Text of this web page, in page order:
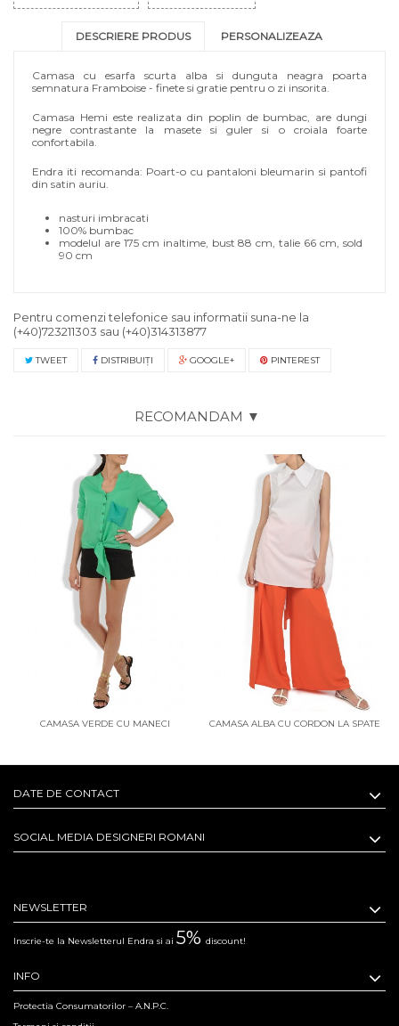
DESCRIERE PRODUS PERSONALIZEAZA
Camasa cu esarfa scurta alba si dunguta neagra poarta
semnatura Framboise - finete si gratie pentru o zi insorita.
Camasa Hemi este realizata din poplin de bumbac, are dungi
negre contrastante la masete si guler si o croiala foarte
confortabila.
Endra iti recomanda: Poart-o cu pantaloni bleumarin si pantofi
din satin auriu.
nasturi imbracati
100% bumbac
modelul are 175 cm inaltime, bust 88 cm, talie 66 cm, sold
90 cm
Pentru comenzi telefonice sau informatii suna-ne la
(+40)723211303 sau (+40)314313877
TWEET DISTRIBUIŢI GOOGLE+ PINTEREST
RECOMANDAM ▼
CAMASA VERDE CU MANECI
CAMASA ALBA CU CORDON LA SPATE
DATE DE CONTACT
SOCIAL MEDIA DESIGNERI ROMANI
NEWSLETTER
Inscrie-te la Newsletterul Endra si ai 5% discount!
INFO
Protectia Consumatorilor – A.N.P.C.